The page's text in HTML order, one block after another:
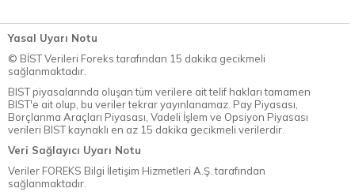
Yasal Uyarı Notu
© BİST Verileri Foreks tarafından 15 dakika gecikmeli
sağlanmaktadır.
BIST piyasalarında oluşan tüm verilere ait telif hakları tamamen
BIST'e ait olup, bu veriler tekrar yayınlanamaz. Pay Piyasası,
Borçlanma Araçları Piyasası, Vadeli İşlem ve Opsiyon Piyasası
verileri BIST kaynaklı en az 15 dakika gecikmeli verilerdir.
Veri Sağlayıcı Uyarı Notu
Veriler FOREKS Bilgi İletişim Hizmetleri A.Ş. tarafından
sağlanmaktadır.